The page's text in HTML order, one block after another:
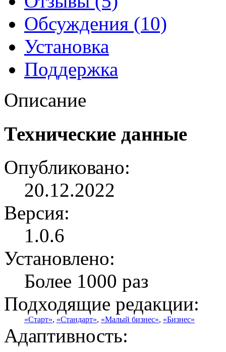
Обсуждения (10)
Установка
Поддержка
Описание
Технические данные
Опубликовано:
20.12.2022
Версия:
1.0.6
Установлено:
Более 1000 раз
Подходящие редакции:
«Старт», «Стандарт», «Малый бизнес», «Бизнес»
Адаптивность: